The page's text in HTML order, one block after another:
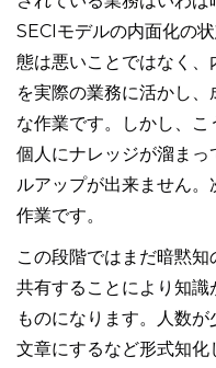
SECIモデルの内面化の
態は悪いことではなく
を実際の業務に活かし
な作業です。しかし、こ
個人にナレッジが溜ま
ルアップが出来ません
作業です。
この段階ではまだ暗黙
共有することにより知
ものになります。人数
文章にするなど形式知化